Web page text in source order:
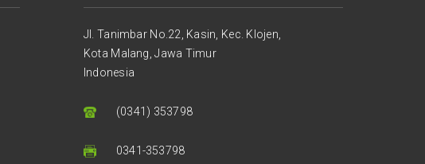
Jl. Tanimbar No.22, Kasin, Kec. Klojen,
Kota Malang, Jawa Timur
Indonesia
(0341) 353798
0341-353798